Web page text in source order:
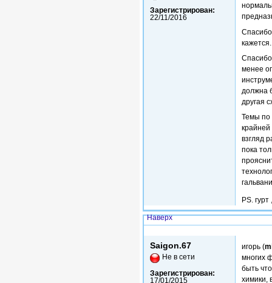
Зарегистрирован:
22/11/2016
Спасибо
кажется.
менее
должна
другая
Темы по
взгляд
пока
PS.
Наверх
Saigon.67
Не в сети
Зарегистрирован:
17/01/2015
игорь (
многих
быть
химики,